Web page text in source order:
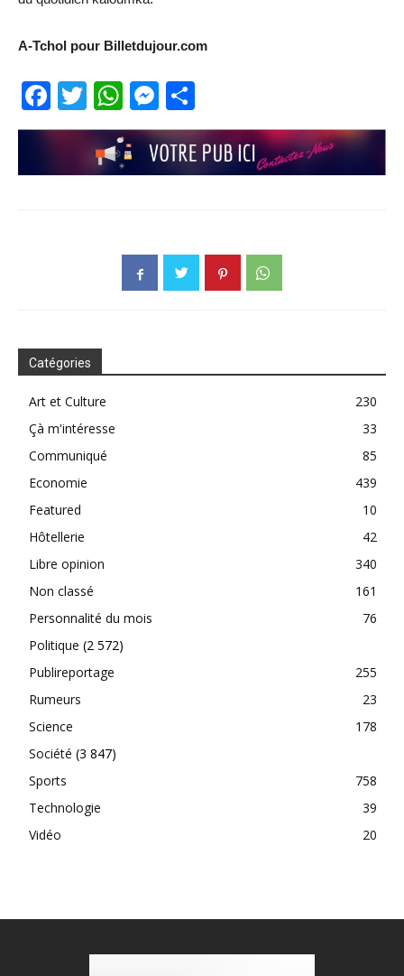
A-Tchol pour Billetdujour.com
Facebook
TwitterWhatsApp
Messenger
Catégories
Art et Culture
230
Çà m'intéresse
33
Communiqué
85
Economie
439
Featured
10
Hôtellerie
42
Libre opinion
340
Non classé
161
Personnalité du mois
76
Politique (2 572)
Publireportage
255
Rumeurs
23
Science
178
Société (3 847)
Sports
758
Technologie
39
Vidéo
20